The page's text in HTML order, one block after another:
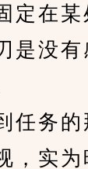
定在
是没有
务的
，实为